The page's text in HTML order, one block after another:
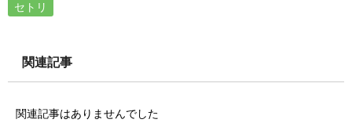
セトリ
関連記事
関連記事はありませんでした